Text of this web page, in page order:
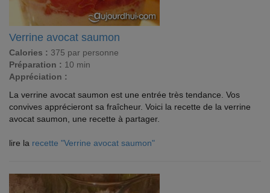
Verrine avocat saumon
Calories : 375 par personne
Préparation : 10 min
Appréciation :
La verrine avocat saumon est une entrée très tendance. Vos
convives apprécieront sa fraîcheur. Voici la recette de la verrine
avocat saumon, une recette à partager.
lire la recette "Verrine avocat saumon"